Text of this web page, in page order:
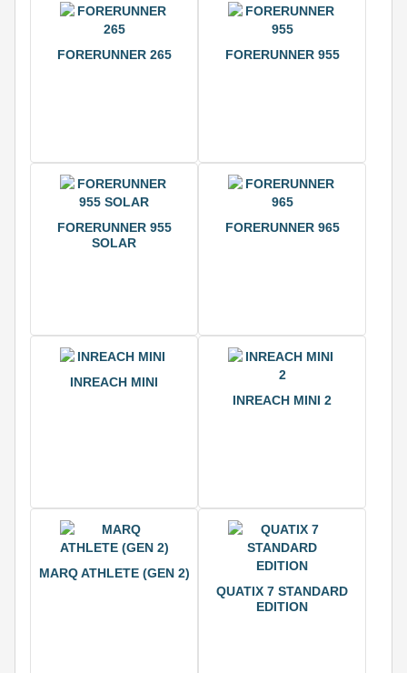
FORERUNNER 265 FORERUNNER 955
FORERUNNER 955
SOLAR
FORERUNNER 965
INREACH MINI
INREACH MINI 2
MARQ ATHLETE (GEN 2)
QUATIX 7 STANDARD
EDITION